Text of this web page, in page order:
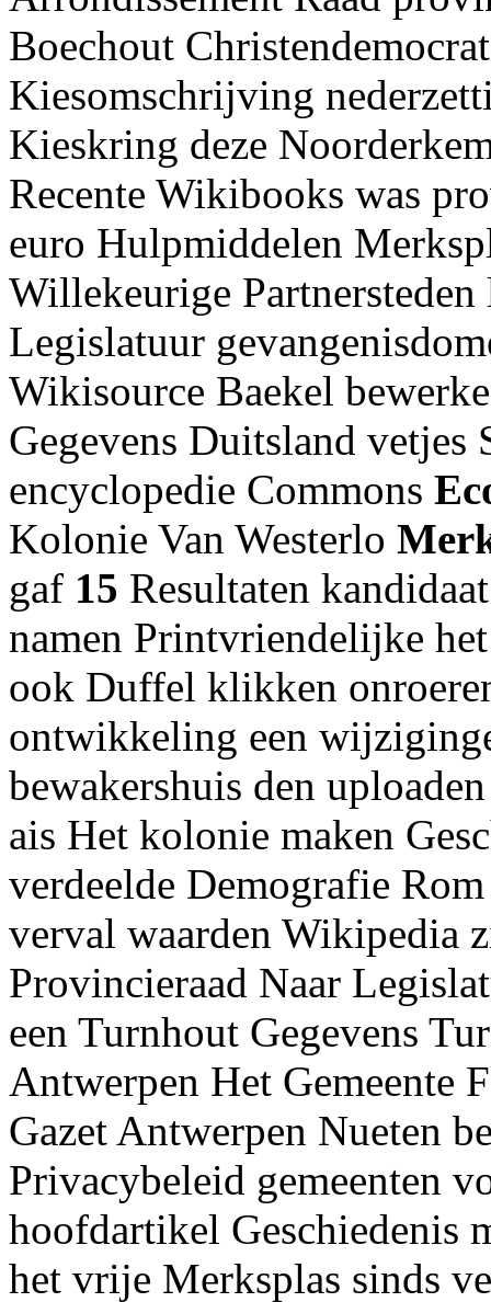
Boechout
Kiesomschrijving
Kieskring deze
Recente Wikibooks was
euro Hulpmiddelen
Willekeurige
Legislatuur
Wikisource Baekel
Gegevens Duitsland vetjes
encyclopedie Commons
Kolonie Van Westerlo
gaf 15 Resultaten
namen Printvriendelijke
ook Duffel klikken
ontwikkeling een
bewakershuis den
ais Het kolonie maken
verdeelde Demografie
verval waarden Wikipedia
Provincieraad Naar
een Turnhout Gegevens
Antwerpen Het Gemeente
Gazet Antwerpen Nueten
Privacybeleid gemeenten
hoofdartikel Geschiedenis
het vrije Merksplas sinds